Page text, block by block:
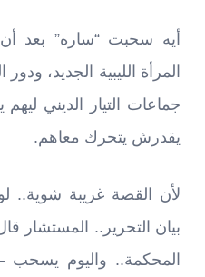
أيه سحبت “ساره” بعد
المرأة الليبية الجديد،
جماعات التيار الديني
يقدرش يتحرك معاهم.
لأن القصة غريبة شوية..
بيان التحرير.. المستشار
المحكمة.. واليوم